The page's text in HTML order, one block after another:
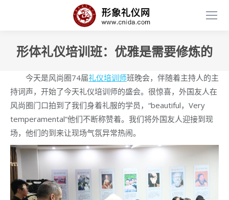
形体礼仪培训班：优雅是需要修炼的
今天是风尚圈74届礼仪培训师班晚会，伴随着主持人的主
持词声，开始了今天礼仪培训师的盛会。很惊喜，外国友人在
风尚圈门口拍到了我们身着礼服的学员，“beautiful，Very
temperamental”他们不断称赞着。我们将外国友人迎接到现
场，他们的到来让现场气氛异常热闹。